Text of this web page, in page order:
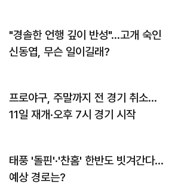
"경솔한 언행 깊이 반성"…고개 숙인
신동엽, 무슨 일이길래?
프로야구, 주말까지 전 경기 취소…
11일 재개·오후 7시 경기 시작
태풍 '돌핀'·'찬홈' 한반도 빗겨간다…
예상 경로는?